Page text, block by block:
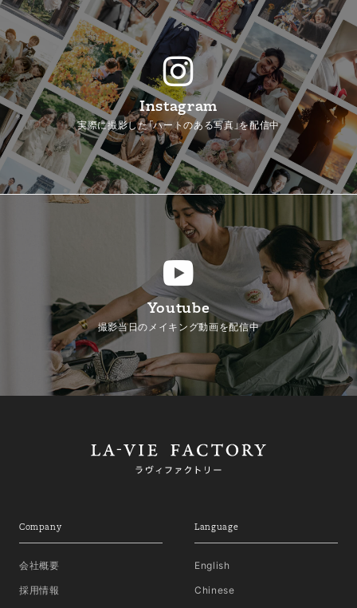
Instagram
実際に撮影した「ハートのある写真」を配信中
Youtube
撮影当日のメイキング動画を配信中
Company
会社概要
採用情報
Language
English
Chinese